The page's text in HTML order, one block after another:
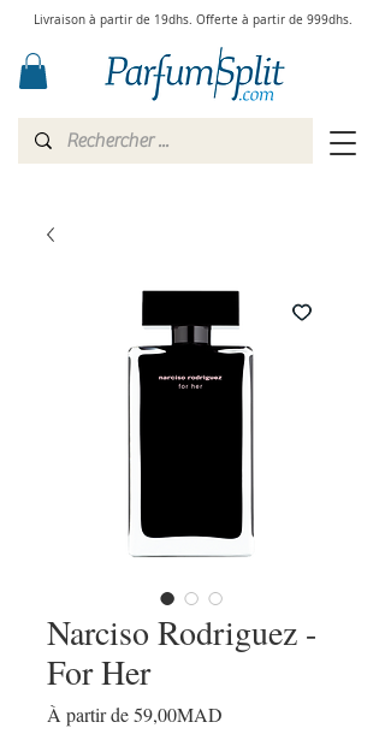
Livraison à partir de 19dhs. Offerte à partir de 999dhs.
Narciso Rodriguez -
For Her
À partir de59,00MAD